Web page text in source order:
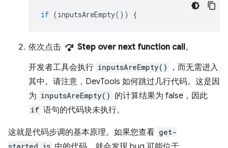
if (inputsAreEmpty()) {
依次点击 step_over Step over next function call。
开发者工具会执行 inputsAreEmpty()
，而无需进入
其中。请注意，DevTools 如何跳过几行代码。这是因
为 inputsAreEmpty() 的计算结果为 false，因此
if 语句的代码块未执行。
这就是代码步调的基本原理。如果您查看 get-